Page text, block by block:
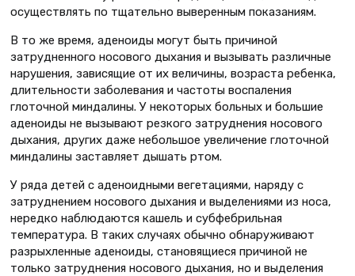
осуществлять по тщательно выверенным показаниям.
В то же время, аденоиды могут быть причиной
затрудненного носового дыхания и вызывать различные
нарушения, зависящие от их величины, возраста ребенка,
длительности заболевания и частоты воспаления
глоточной миндалины. У некоторых больных и большие
аденоиды не вызывают резкого затруднения носового
дыхания, других даже небольшое увеличение глоточной
миндалины заставляет дышать ртом.
У ряда детей с аденоидными вегетациями, наряду с
затруднением носового дыхания и выделениями из носа,
нередко наблюдаются кашель и субфебрильная
температура. В таких случаях обычно обнаруживают
разрыхленные аденоиды, становящиеся причиной не
только затруднения носового дыхания, но и выделения